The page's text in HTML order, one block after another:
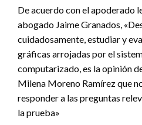
De acuerdo con el apoderado
abogado Jaime Granados,
cuidadosamente, estudiar y
gráficas arrojadas por el
computarizado, es la opinión
Milena Moreno Ramírez que
responder a las preguntas
la prueba»